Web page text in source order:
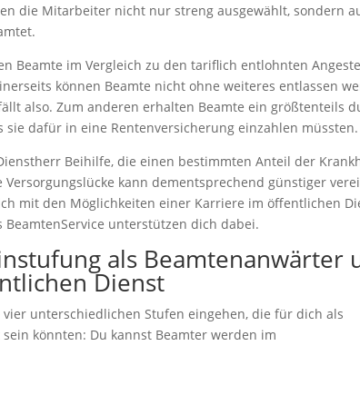
die Mitarbeiter nicht nur streng ausgewählt, sondern
Beamte im Vergleich zu den tariflich entlohnten
können Beamte nicht ohne weiteres entlassen
also. Zum anderen erhalten Beamte ein größtenteils
sie dafür in eine Rentenversicherung einzahlen müssten.
Beihilfe, die einen bestimmten Anteil der
kann dementsprechend günstiger
mit den Möglichkeiten einer Karriere im öffentlichen
unterstützen dich dabei.
als Beamtenanwärter
Dienst
unterschiedlichen Stufen eingehen, die für dich als
könnten: Du kannst Beamter werden im